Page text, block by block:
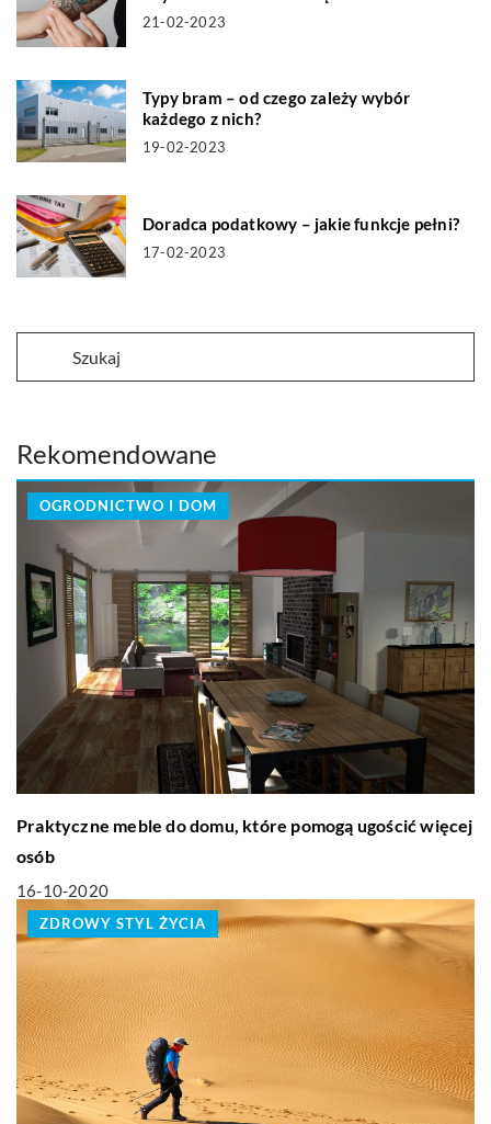
21-02-2023
Typy bram – od czego zależy wybór
każdego z nich?
19-02-2023
Doradca podatkowy – jakie funkcje pełni?
17-02-2023
Rekomendowane
OGRODNICTWO I DOM
Praktyczne meble do domu, które pomogą ugościć więcej
osób
16-10-2020
ZDROWY STYL ŻYCIA